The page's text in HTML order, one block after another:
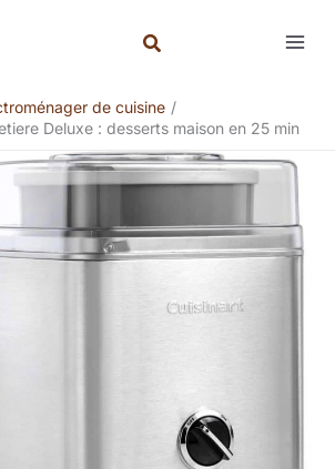
de cuisine
Deluxe : desserts maison en 25 min